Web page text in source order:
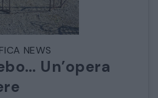
D’EPOCA
NEWS
Un’opera